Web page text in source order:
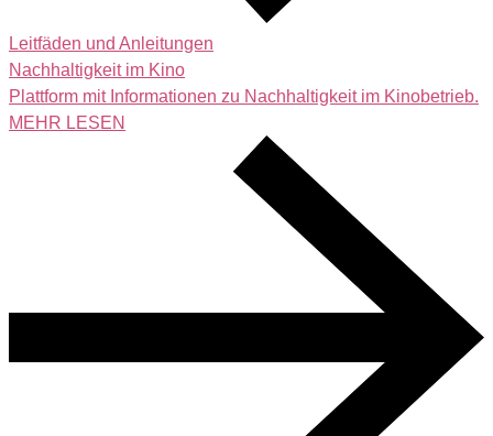
Leitfäden und Anleitungen
Nachhaltigkeit im Kino
Plattform mit Informationen zu Nachhaltigkeit im Kinobetrieb.
MEHR LESEN